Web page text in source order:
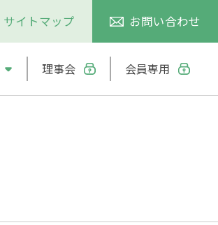
サイトマップ お問い合わせ
理事会 会員専用